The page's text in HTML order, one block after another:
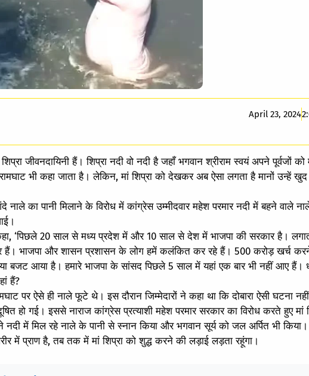
April 23, 2024
जीवनदायिनी हैं। शिप्रा नदी वो नदी है जहाँ भगवान श्रीराम स्वयं अपने पूर्वजों
भी कहा जाता है। लेकिन, मां शिप्रा को देखकर अब ऐसा लगता है मानों उन्हें खुद
नाले का पानी मिलाने के विरोध में कांग्रेस उम्मीदवार महेश परमार नदी में बहने वाले
‘पिछले 20 साल से मध्य प्रदेश में और 10 साल से देश में भाजपा की सरकार है।
हैं। भाजपा और शासन प्रशासन के लोग हमें कलंकित कर रहे हैं। 500 करोड़ खर्च
बजट आया है। हमारे भाजपा के सांसद पिछले 5 साल में यहां एक बार भी नहीं आए हैं।
हैं?
पर ऐसे ही नाले फूटे थे। इस दौरान जिम्मेदारों ने कहा था कि दोबारा ऐसी घटना
हो गई। इससे नाराज कांग्रेस प्रत्याशी महेश परमार सरकार का विरोध करते हुए मां
में मिल रहे नाले के पानी से स्नान किया और भगवान सूर्य को जल अर्पित भी किया।
में प्राण है, तब तक में मां शिप्रा को शुद्ध करने की लड़ाई लड़ता रहूंगा।